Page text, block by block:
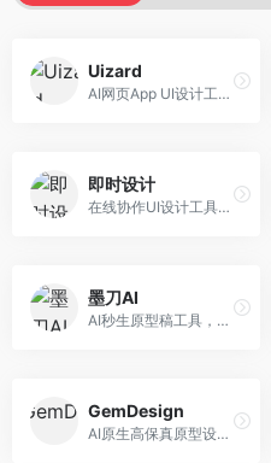
Uizard
AI网页App UI设计工具，专注于快速界面生成。面向产品经理和设计师，提供线框图转UI、界面生成、设计优化等服务，设计速度快。
即时设计
在线协作UI设计工具，整合AI设计功能。面向设计师和产品团队，提供界面设计、原型制作、设计资源库等服务，国产协作设计平台。
墨刀AI
AI秒生原型稿工具，专注于快速原型设计。面向产品经理和设计师，提供原型生成、交互设计、团队协作等服务，原型制作效率高。
GemDesign
AI原生高保真原型设计工具，专注于智能设计生成。面向设计师，提供界面生成、设计优化、原型制作等服务，设计自动化程度高。